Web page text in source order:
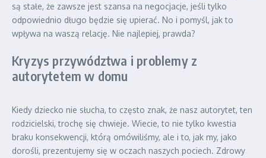
są stałe, że zawsze jest szansa na negocjacje, jeśli tylko
odpowiednio długo będzie się upierać. No i pomyśl, jak to
wpływa na waszą relację. Nie najlepiej, prawda?
Kryzys przywództwa i problemy z
autorytetem w domu
Kiedy dziecko nie słucha, to często znak, że nasz autorytet, ten
rodzicielski, trochę się chwieje. Wiecie, to nie tylko kwestia
braku konsekwencji, którą omówiliśmy, ale i to, jak my, jako
dorośli, prezentujemy się w oczach naszych pociech. Zdrowy